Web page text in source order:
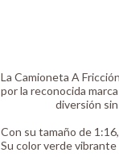
La Camioneta A
por la reconocida
diversión
Con su tamaño de
Su color verde